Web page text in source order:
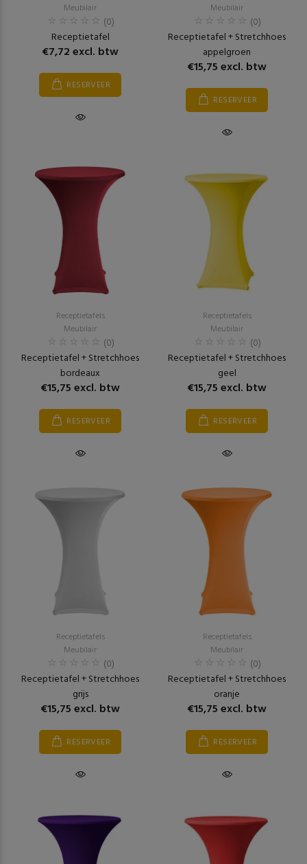
Meubilair
(0)
Receptietafel
€7,72 excl. btw
RESERVEER
Meubilair
(0)
Receptietafel + Stretchhoes
appelgroen
€15,75 excl. btw
RESERVEER
Receptietafels
Meubilair
(0)
Receptietafel + Stretchhoes
bordeaux
€15,75 excl. btw
RESERVEER
Receptietafels
Meubilair
(0)
Receptietafel + Stretchhoes
geel
€15,75 excl. btw
RESERVEER
Receptietafels
Meubilair
(0)
Receptietafel + Stretchhoes
grijs
€15,75 excl. btw
RESERVEER
Receptietafels
Meubilair
(0)
Receptietafel + Stretchhoes
oranje
€15,75 excl. btw
RESERVEER